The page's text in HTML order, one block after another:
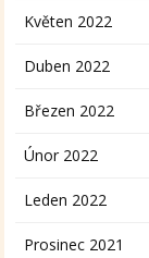
Květen 2022
Duben 2022
Březen 2022
Únor 2022
Leden 2022
Prosinec 2021